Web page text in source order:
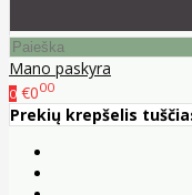
Mano paskyra
0 €000
Prekių krepšelis